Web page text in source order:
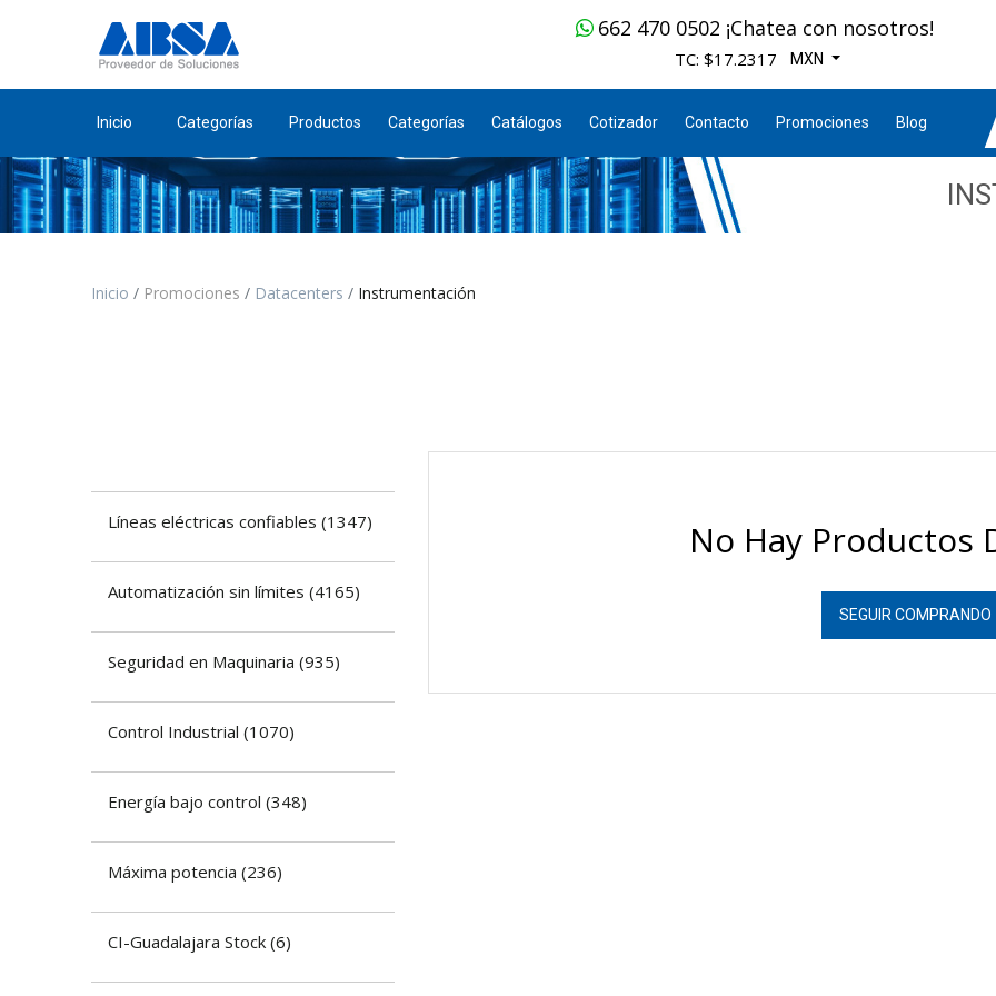
662 470 0502 ¡Chatea con nosotros!
TC: $17.2317 MXN
Inicio Categorías Productos Categorías Catálogos Cotizador Contacto Promociones Blog
Inicio Promociones Datacenters Instrumentación
​Líneas eléctricas confiables (1347)
Automatización sin límites (4165)
​Seguridad en Maquinaria (935)
​Control Industrial (1070)
Energía bajo control (348)
Máxima potencia (236)
CI-Guadalajara Stock (6)
No Hay Productos
SEGUIR COMPRANDO